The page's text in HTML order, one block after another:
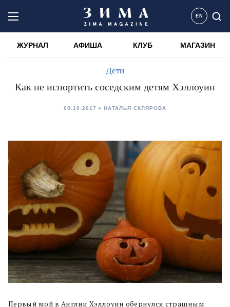
EN
ЖУРНАЛ АФИША КЛУБ МАГАЗИН
Дети
Как не испортить соседским детям Хэллоуин
08.10.2017 НАТАЛЬЯ СКЛЯРОВА
Первый мой в Англии Хэллоуин обернулся страшным